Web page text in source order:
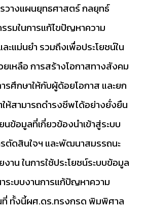
วางแผนยุทธศาสตร์ กลยุทธ์
รมในการแก้ไขปัญหาความ
ะแม่นยำ รวมถึงเพื่อประโยชน์ใน
เหลือ การสร้างโอกาสทางสังคม
รศึกษาให้กับผู้ด้อยโอกาส และยก
ห้สามารถดำรงชีพได้อย่างยั่งยืน
ข้อมูลที่เกี่ยวข้องนำเข้าสู่ระบบ
ตัดสินใจฯ และพัฒนาสมรรถนะ
าน ในการใช้ประโยชน์ระบบข้อมูล
ะบบงานการแก้ปัญหาความ
ที่ ทั้งนี้ผศ.ดร.ทรงกรด พิมพิศาล